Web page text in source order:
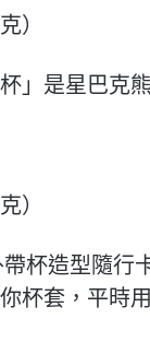
）
」是星巴克
）
杯造型隨行
杯套，平時